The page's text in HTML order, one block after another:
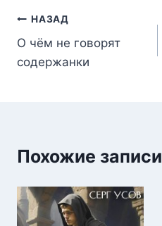
Навигация
по
записям
НАЗАД
О чём не говорят
содержанки
Похожие записи